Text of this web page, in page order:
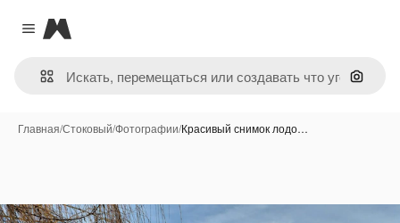
Close menu
Magnific
Поиск
Главная/Стоковый/Фотографии/Красивый снимок лодо…